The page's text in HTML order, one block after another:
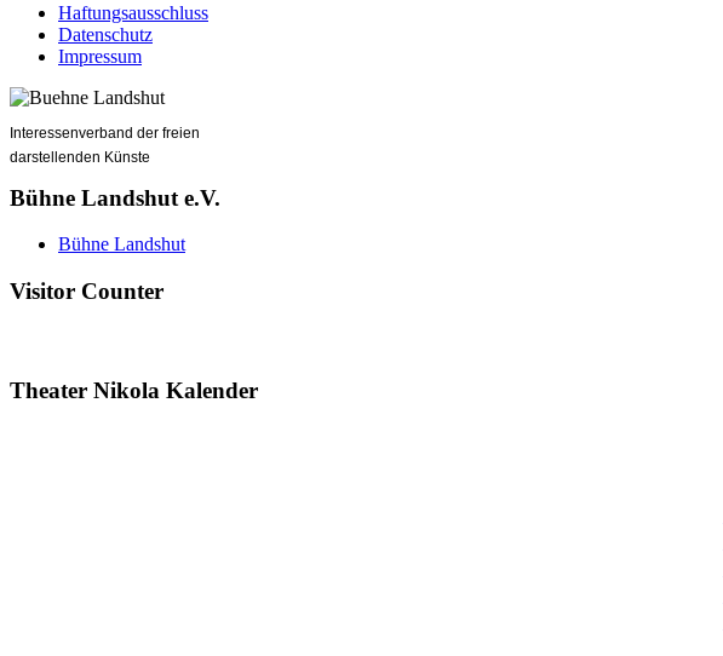
Haftungsausschluss
Datenschutz
Impressum
Interessenverband der freien
darstellenden Künste
Bühne Landshut e.V.
Bühne Landshut
Visitor Counter
Theater Nikola Kalender